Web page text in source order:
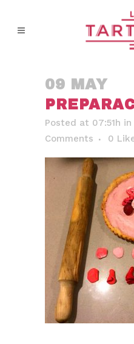
09 MAY
Posted at 07:51h in
Comments
0